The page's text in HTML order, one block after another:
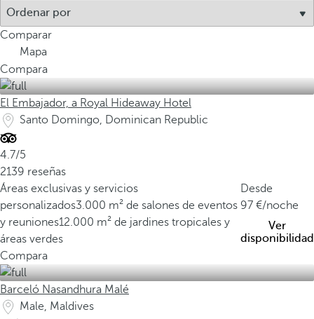
Comparar
Mapa
Compara
El Embajador, a Royal Hideaway Hotel
Santo Domingo, Dominican Republic
4.7/5
2139 reseñas
Áreas exclusivas y servicios
personalizados3.000 m² de salones de eventos
y reuniones12.000 m² de jardines tropicales y
áreas verdes
Desde
97
/noche
Ver
disponibilidad
Compara
Barceló Nasandhura Malé
Male, Maldives